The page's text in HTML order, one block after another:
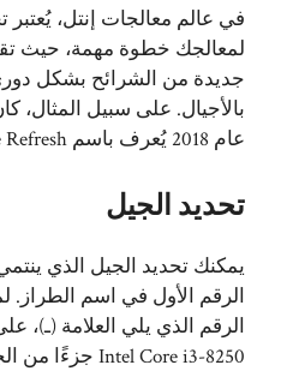
في عالم معالجات إنتل،
لمعالجك خطوة مهمة، حيث
جديدة من الشرائح بشكل
بالأجيال. على سبيل المثال،
عام 2018 يُعرف باسم Kaby Lake Refresh.
تحديد الجيل
يمكنك تحديد الجيل الذي
الرقم الأول في اسم
الرقم الذي يلي العلامة (ـ)،
Intel Core i3-8250 جزءًا من الجيل الثامن.